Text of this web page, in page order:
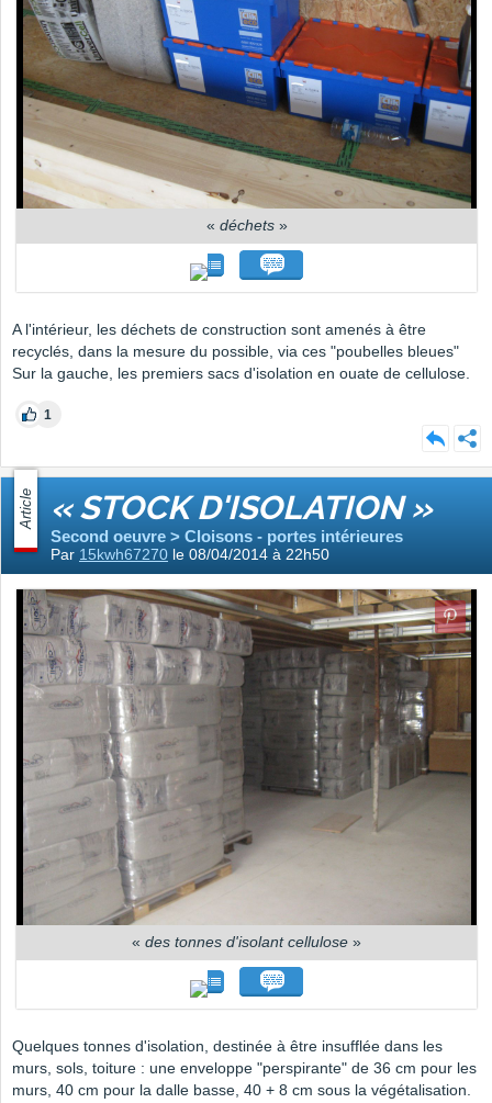
« déchets»
A l'intérieur, les déchets de construction sont amenés à être
recyclés, dans la mesure du possible, via ces "poubelles bleues"
Sur la gauche, les premiers sacs d'isolation en ouate de cellulose.
1
Article « STOCK D'ISOLATION »
Second oeuvre > Cloisons - portes intérieures
Par 15kwh67270 le 08/04/2014 à 22h50
« des tonnes d'isolant cellulose »
Quelques tonnes d'isolation, destinée à être insufflée dans les
murs, sols, toiture : une enveloppe "perspirante" de 36 cm pour les
murs, 40 cm pour la dalle basse, 40 + 8 cm sous la végétalisation.